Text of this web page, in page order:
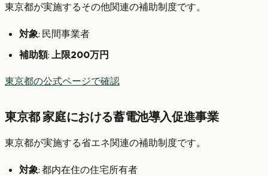
東京都が実施するその他関連の補助制度です。
対象: 民間事業者
補助額: 上限200万円
東京都の公式ページで確認
東京都 家庭における蓄電池導入促進事業
東京都が実施する省エネ関連の補助制度です。
対象: 都内在住の住宅所有者